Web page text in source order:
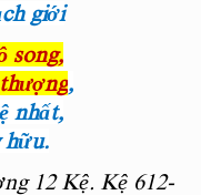
giới
song,
,
nhất,
hữu.
12 Kệ. Kệ 612-